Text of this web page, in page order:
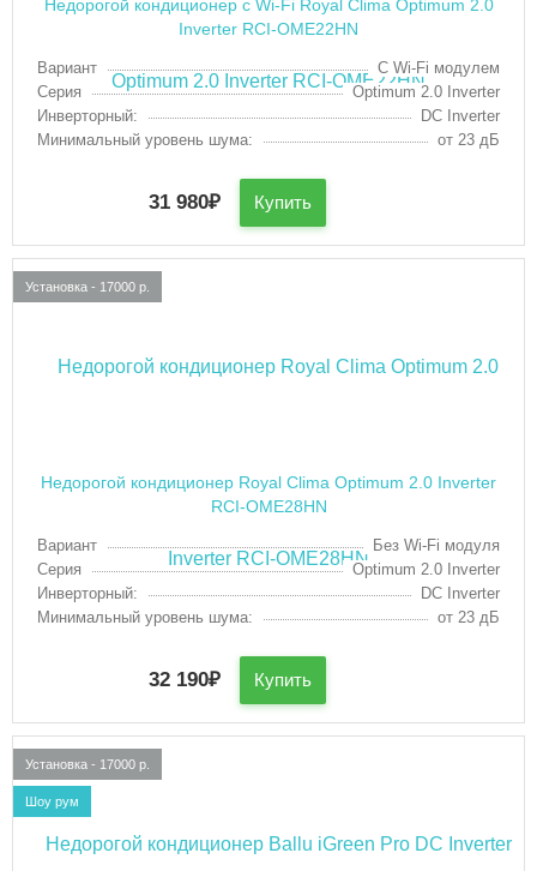
Недорогой кондиционер с Wi-Fi Royal Clima Optimum 2.0
Inverter RCI-OME22HN
Вариант
С Wi-Fi модулем
Серия
Optimum 2.0 Inverter
Инверторный:
DC Inverter
Минимальный уровень шума:
от 23 дБ
31 980₽ Купить
Недорогой кондиционер Royal Clima Optimum 2.0 Inverter
RCI-OME28HN
Вариант
Без Wi-Fi модуля
Серия
Optimum 2.0 Inverter
Инверторный:
DC Inverter
Минимальный уровень шума:
от 23 дБ
32 190₽ Купить
Установка - 17000 р.
Установка - 17000 р.
Шоу рум